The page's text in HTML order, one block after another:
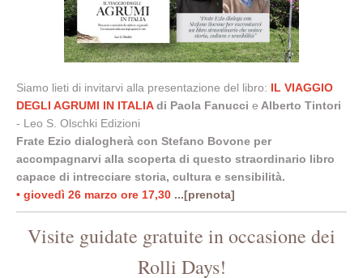
Siamo lieti di invitarvi alla presentazione del libro: IL VIAGGIO
DEGLI AGRUMI IN ITALIAdi Paola Fanucci e Alberto Tintori
- Leo S. Olschki Edizioni
Frate Ezio dialogherà con Stefano Bovone per
accompagnarvi alla scoperta di questo straordinario libro
capace di intrecciare storia, cultura e sensibilità.
• giovedì 26 marzo ore 17,30 ...[prenota]
Visite guidate gratuite in occasione dei
Rolli Days!